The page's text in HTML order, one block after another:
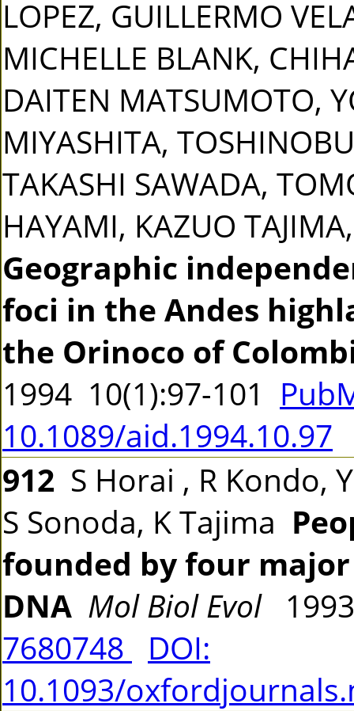
LOPEZ, GUILLERMO
MICHELLE BLANK,
DAITEN MATSUMOTO,
MIYASHITA,
TAKASHI SAWADA,
HAYAMI, KAZUO
Geographic
foci in the Andes
the Orinoco of
1994 10(1):97-101
10.1089/aid.1994.10.97
912 S Horai , R Kondo,
S Sonoda, K Tajima
founded by four
DNA Mol Biol Evol
7680748
DOI:
10.1093/